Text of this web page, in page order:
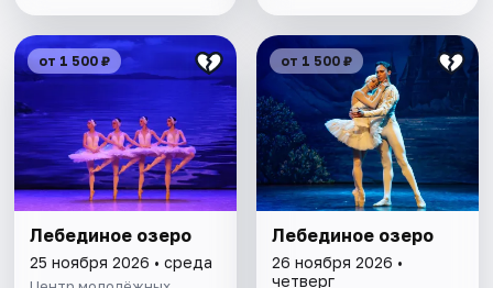
от 1 500 ₽
Лебединое озеро
25 ноября 2026 • среда
от 1 500 ₽
Лебединое озеро
26 ноября 2026 •
четверг